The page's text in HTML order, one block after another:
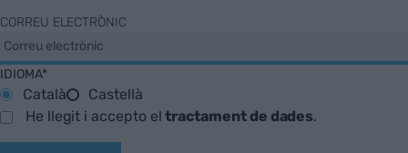
CORREU ELECTRÒNIC
IDIOMA*
Català
Castellà
He llegit i accepto eltractament de dades.